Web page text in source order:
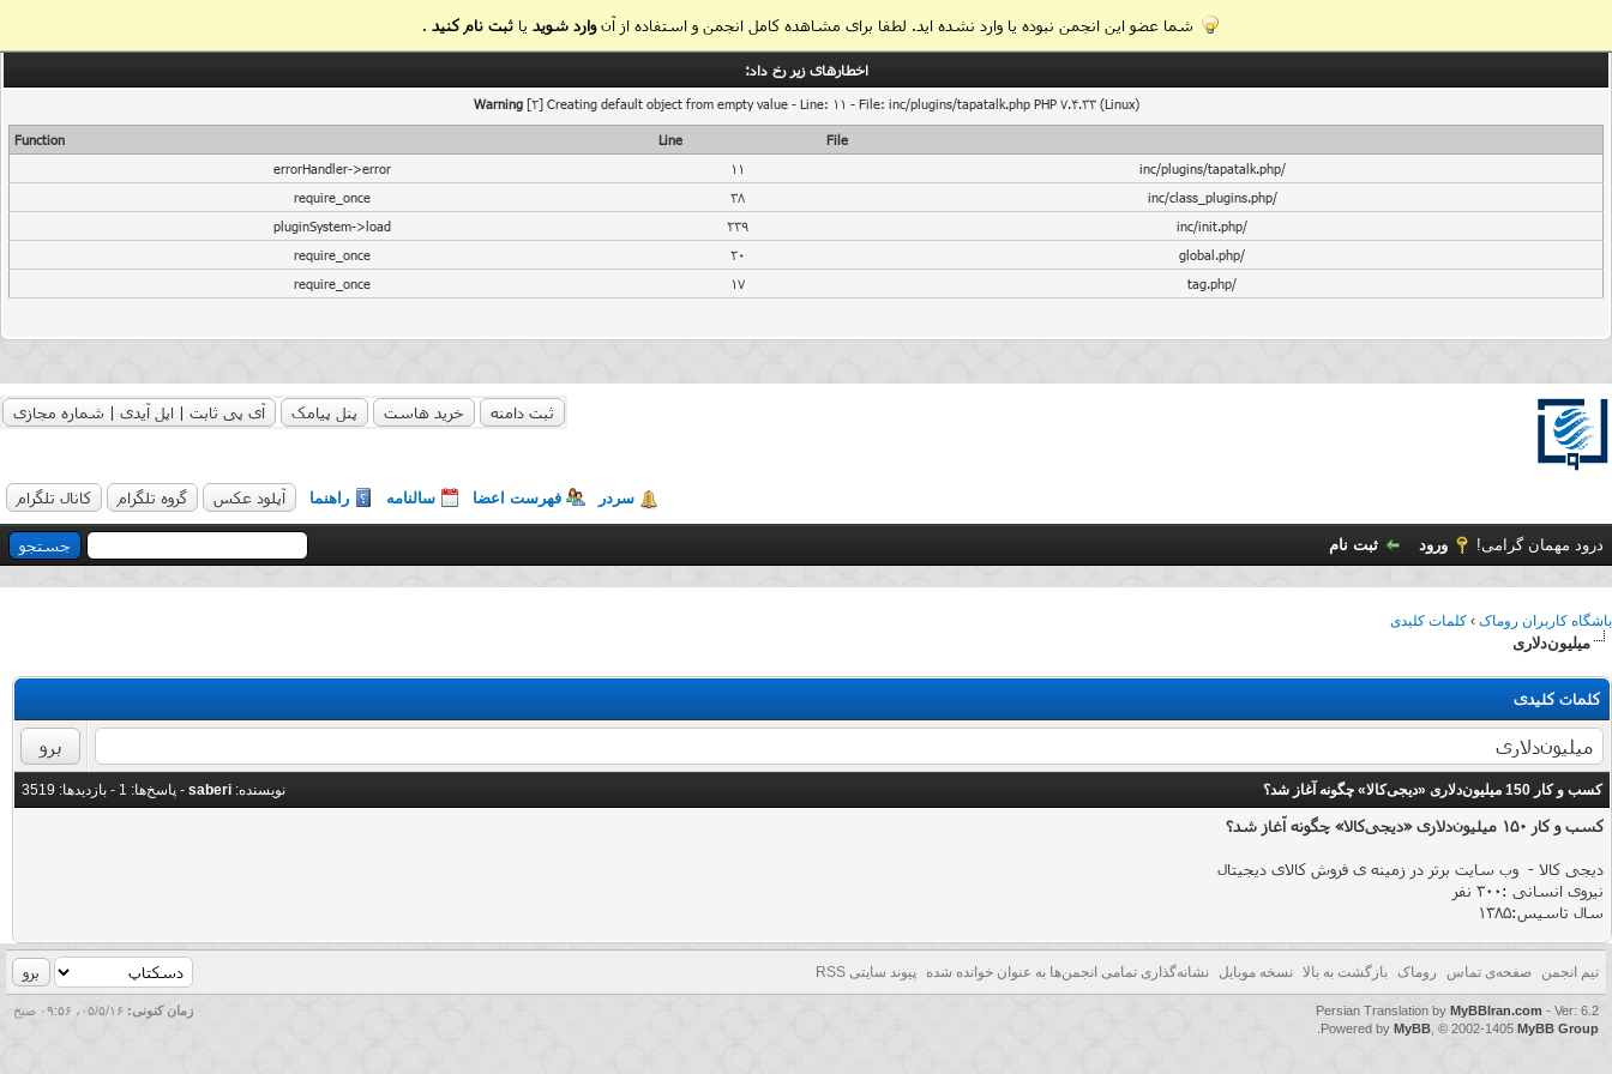
شما عضو این انجمن نبوده یا وارد نشده اید. لطفا برای مشاهده کامل انجمن و استفاده از آنوارد شوید یاثبت نام کنید .
اخطار‌های زیر رخ داد:
Warning[2] Creating default object from empty value - Line: 11 - File: inc/plugins/tapatalk.php PHP 7.4.33 (Linux)
File
Line
Function
/inc/plugins/tapatalk.php
11
errorHandler->error
/inc/class_plugins.php
38
require_once
/inc/init.php
239
pluginSystem->load
/global.php
20
require_once
/tag.php
17
require_once
ثبت دامنه خرید هاست پنل پیامک آی پی ثابت | اپل آیدی | شماره مجازی
سردر فهرست اعضا سالنامه راهنما آپلود عکس گروه تلگرام کانال تلگرام
درود مهمان گرامی! ورود ثبت نام
باشگاه کاربران روماک › کلمات کلیدی
میلیون‌دلاری
کلمات کلیدی
نویسنده: saberi - پاسخ‌ها: 1 - بازدید‌ها: 3519 کسب‌ و کار 150 میلیون‌دلاری «دیجی‌کالا» چگونه آغاز شد؟
کسب‌ و کار 150 میلیون‌دلاری «دیجی‌کالا» چگونه آغاز شد؟
دیجی کالا - وب سایت برتر در زمینه ی فروش کالای دیجیتال
نیروی انسانی :300 نفر
سال تاسیس:1385
[تصویر: دیدن لینک ها برای شما امکان پذیر نیست. لطفاثبت نام کنیدیاوارد حساب خود شویدتا بتوانید لینک ها را ببینید.
[align=justify] شاید هیج کس نتواند تصور کند که دو برادر که
تیم انجمن صفحه‌ی تماس روماک بازگشت به بالا نسخه موبایل نشانه‌گذاری تمامی انجمن‌ها به عنوان خوانده شده پیوند سایتی RSS
زمان کنونی: ۰۵/۵/۱۶، ۰۹:۵۶ صبح Persian Translation by MyBBIran.com - Ver: 6.2
Powered by MyBB , © 2002-1405 MyBB Group